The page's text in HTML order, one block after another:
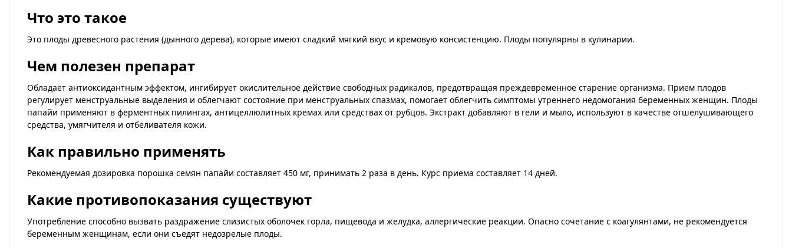
Что это такое
Это плоды древесного растения (дынного дерева), которые имеют сладкий мягкий вкус и кремовую консистенцию. Плоды популярны в кулинарии.
Чем полезен препарат
Обладает антиоксидантным эффектом, ингибирует окислительное действие свободных радикалов, предотвращая преждевременное старение организма. Прием плодов
регулирует менструальные выделения и облегчают состояние при менструальных спазмах, помогает облегчить симптомы утреннего недомогания беременных женщин. Плоды
папайи применяют в ферментных пилингах, антицеллюлитных кремах или средствах от рубцов. Экстракт добавляют в гели и мыло, используют в качестве отшелушивающего
средства, умягчителя и отбеливателя кожи.
Как правильно применять
Рекомендуемая дозировка порошка семян папайи составляет 450 мг, принимать 2 раза в день. Курс приема составляет 14 дней.
Какие противопоказания существуют
Употребление способно вызвать раздражение слизистых оболочек горла, пищевода и желудка, аллергические реакции. Опасно сочетание с коагулянтами, не рекомендуется
беременным женщинам, если они съедят недозрелые плоды.